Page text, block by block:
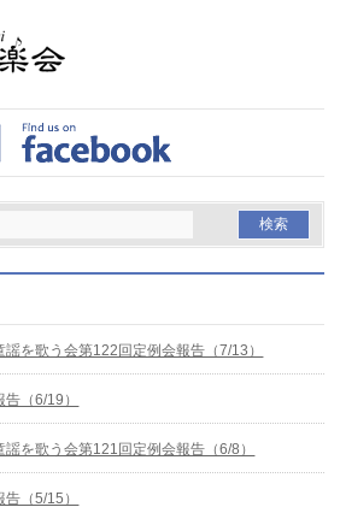
を歌う会第122回定例会報告（7/13）
（6/19）
を歌う会第121回定例会報告（6/8）
（5/15）